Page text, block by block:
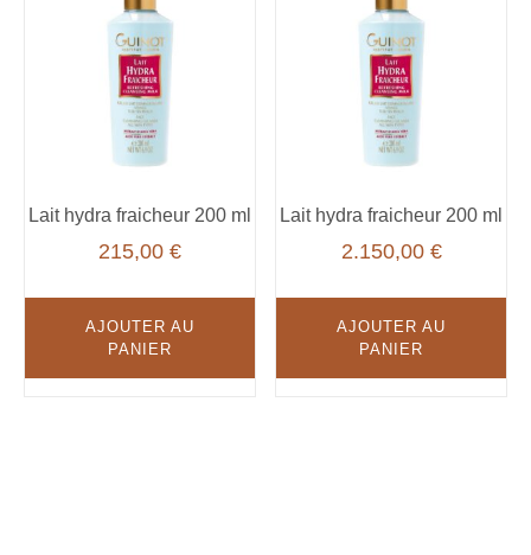
Lait hydra fraicheur 200 ml
215,00 €
AJOUTER AU
PANIER
Lait hydra fraicheur 200 ml
2.150,00 €
AJOUTER AU
PANIER